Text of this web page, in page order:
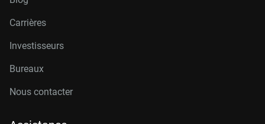
Carrières
Investisseurs
Bureaux
Nous contacter